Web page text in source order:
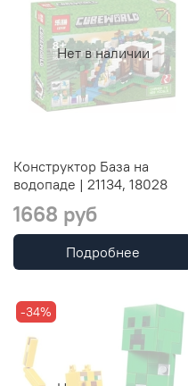
Нет в наличии
Конструктор База на
водопаде | 21134, 18028
1668 руб
Подробнее
-34%